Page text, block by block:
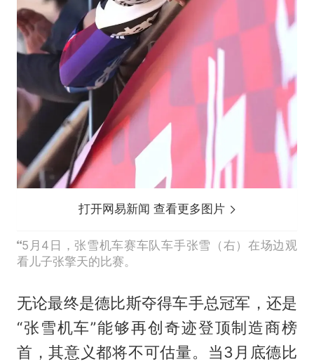
打开网易新闻 查看更多图片
5月4日，张雪机车赛车队车手张雪（右）在场边观
看儿子张擎天的比赛。
无论最终是德比斯夺得车手总冠军，还是
“张雪机车”能够再创奇迹登顶制造商榜
首，其意义都将不可估量。当3月底德比